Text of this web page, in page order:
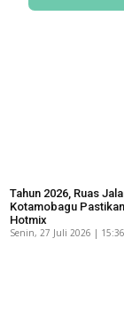
Tahun 2026, Ruas
Kotamobagu
Hotmix
Senin, 27 Juli 2026 |